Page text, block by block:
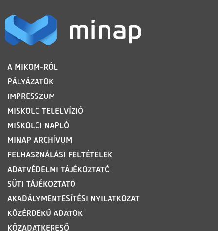
LÁBLÉC
A MIKOM-RÓL
PÁLYÁZATOK
IMPRESSZUM
MISKOLC TELELVÍZIÓ
MISKOLCI NAPLÓ
MINAP ARCHÍVUM
FELHASZNÁLÁSI FELTÉTELEK
ADATVÉDELMI TÁJÉKOZTATÓ
SÜTI TÁJÉKOZTATÓ
AKADÁLYMENTESÍTÉSI NYILATKOZAT
KÖZÉRDEKŰ ADATOK
KÖZADATKERESŐ